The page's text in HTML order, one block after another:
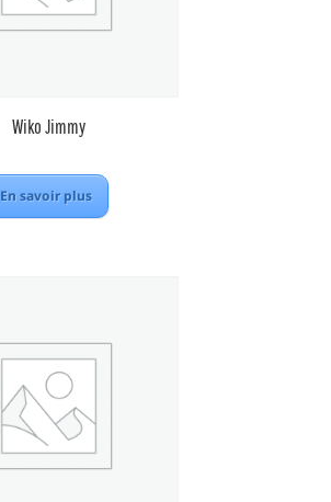
Wiko Jimmy
En savoir plus